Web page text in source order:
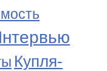
Купля-